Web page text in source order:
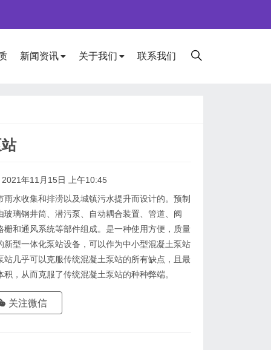
新闻资讯 关于我们 联系我们
2021年11月15日 上午10:45
水收集和排涝以及城镇污水提升而设计的。预制
璃钢井筒、潜污泵、自动耦合装置、管道、阀
和通风系统等部件组成。是一种使用方便，质量
型一体化泵站设备，可以作为中小型混凝土泵站
几乎可以克服传统混凝土泵站的所有缺点，且最
，从而克服了传统混凝土泵站的种种弊端。
关注微信